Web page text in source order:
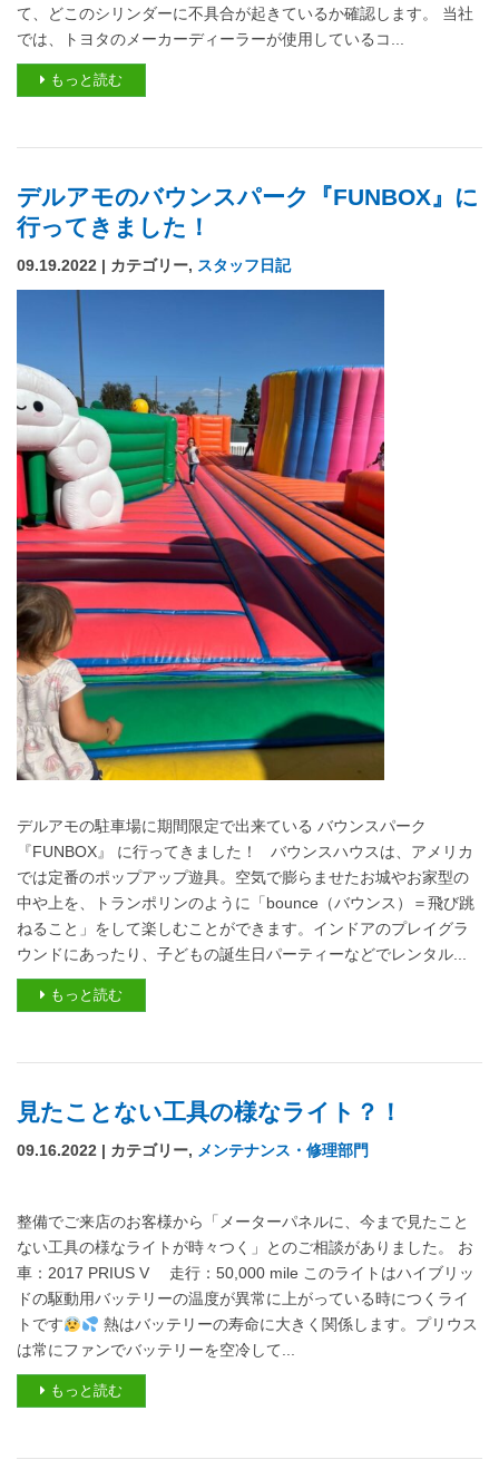
て、どこのシリンダーに不具合が起きているか確認します。 当社
では、トヨタのメーカーディーラーが使用しているコ...
もっと読む
デルアモのバウンスパーク『FUNBOX』に
行ってきました！
09.19.2022 | カテゴリー, スタッフ日記
デルアモの駐車場に期間限定で出来ている バウンスパーク
『FUNBOX』 に行ってきました！ バウンスハウスは、アメリカ
では定番のポップアップ遊具。空気で膨らませたお城やお家型の
中や上を、トランポリンのように「bounce（バウンス）＝飛び跳
ねること」をして楽しむことができます。インドアのプレイグラ
ウンドにあったり、子どもの誕生日パーティーなどでレンタル...
もっと読む
見たことない工具の様なライト？！
09.16.2022 | カテゴリー, メンテナンス・修理部門
整備でご来店のお客様から「メーターパネルに、今まで見たこと
ない工具の様なライトが時々つく」とのご相談がありました。 お
車：2017 PRIUS V 走行：50,000 mile このライトはハイブリッ
ドの駆動用バッテリーの温度が異常に上がっている時につくライ
トです
熱はバッテリーの寿命に大きく関係します。プリウス
は常にファンでバッテリーを空冷して...
もっと読む